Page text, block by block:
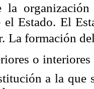
la
el Estado. El
La formación
o
a la